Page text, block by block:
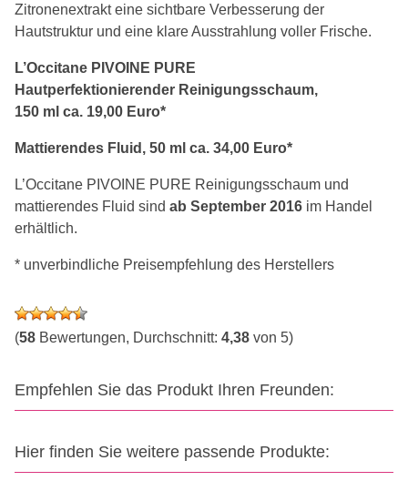
Zitronenextrakt eine sichtbare Verbesserung der
Hautstruktur und eine klare Ausstrahlung voller Frische.
L’Occitane PIVOINE PURE
Hautperfektionierender Reinigungsschaum,
150 ml ca. 19,00 Euro*
Mattierendes Fluid, 50 ml ca. 34,00 Euro*
L’Occitane PIVOINE PURE Reinigungsschaum und
mattierendes Fluid sind ab September 2016 im Handel
erhältlich.
* unverbindliche Preisempfehlung des Herstellers
(58 Bewertungen, Durchschnitt: 4,38 von 5)
Empfehlen Sie das Produkt Ihren Freunden:
Hier finden Sie weitere passende Produkte: